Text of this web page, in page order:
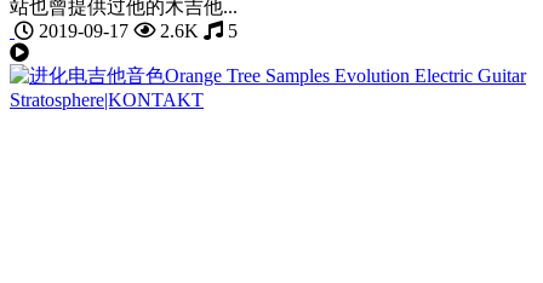
站也曾提供过他的木吉他...
2019-09-17
2.6K 5